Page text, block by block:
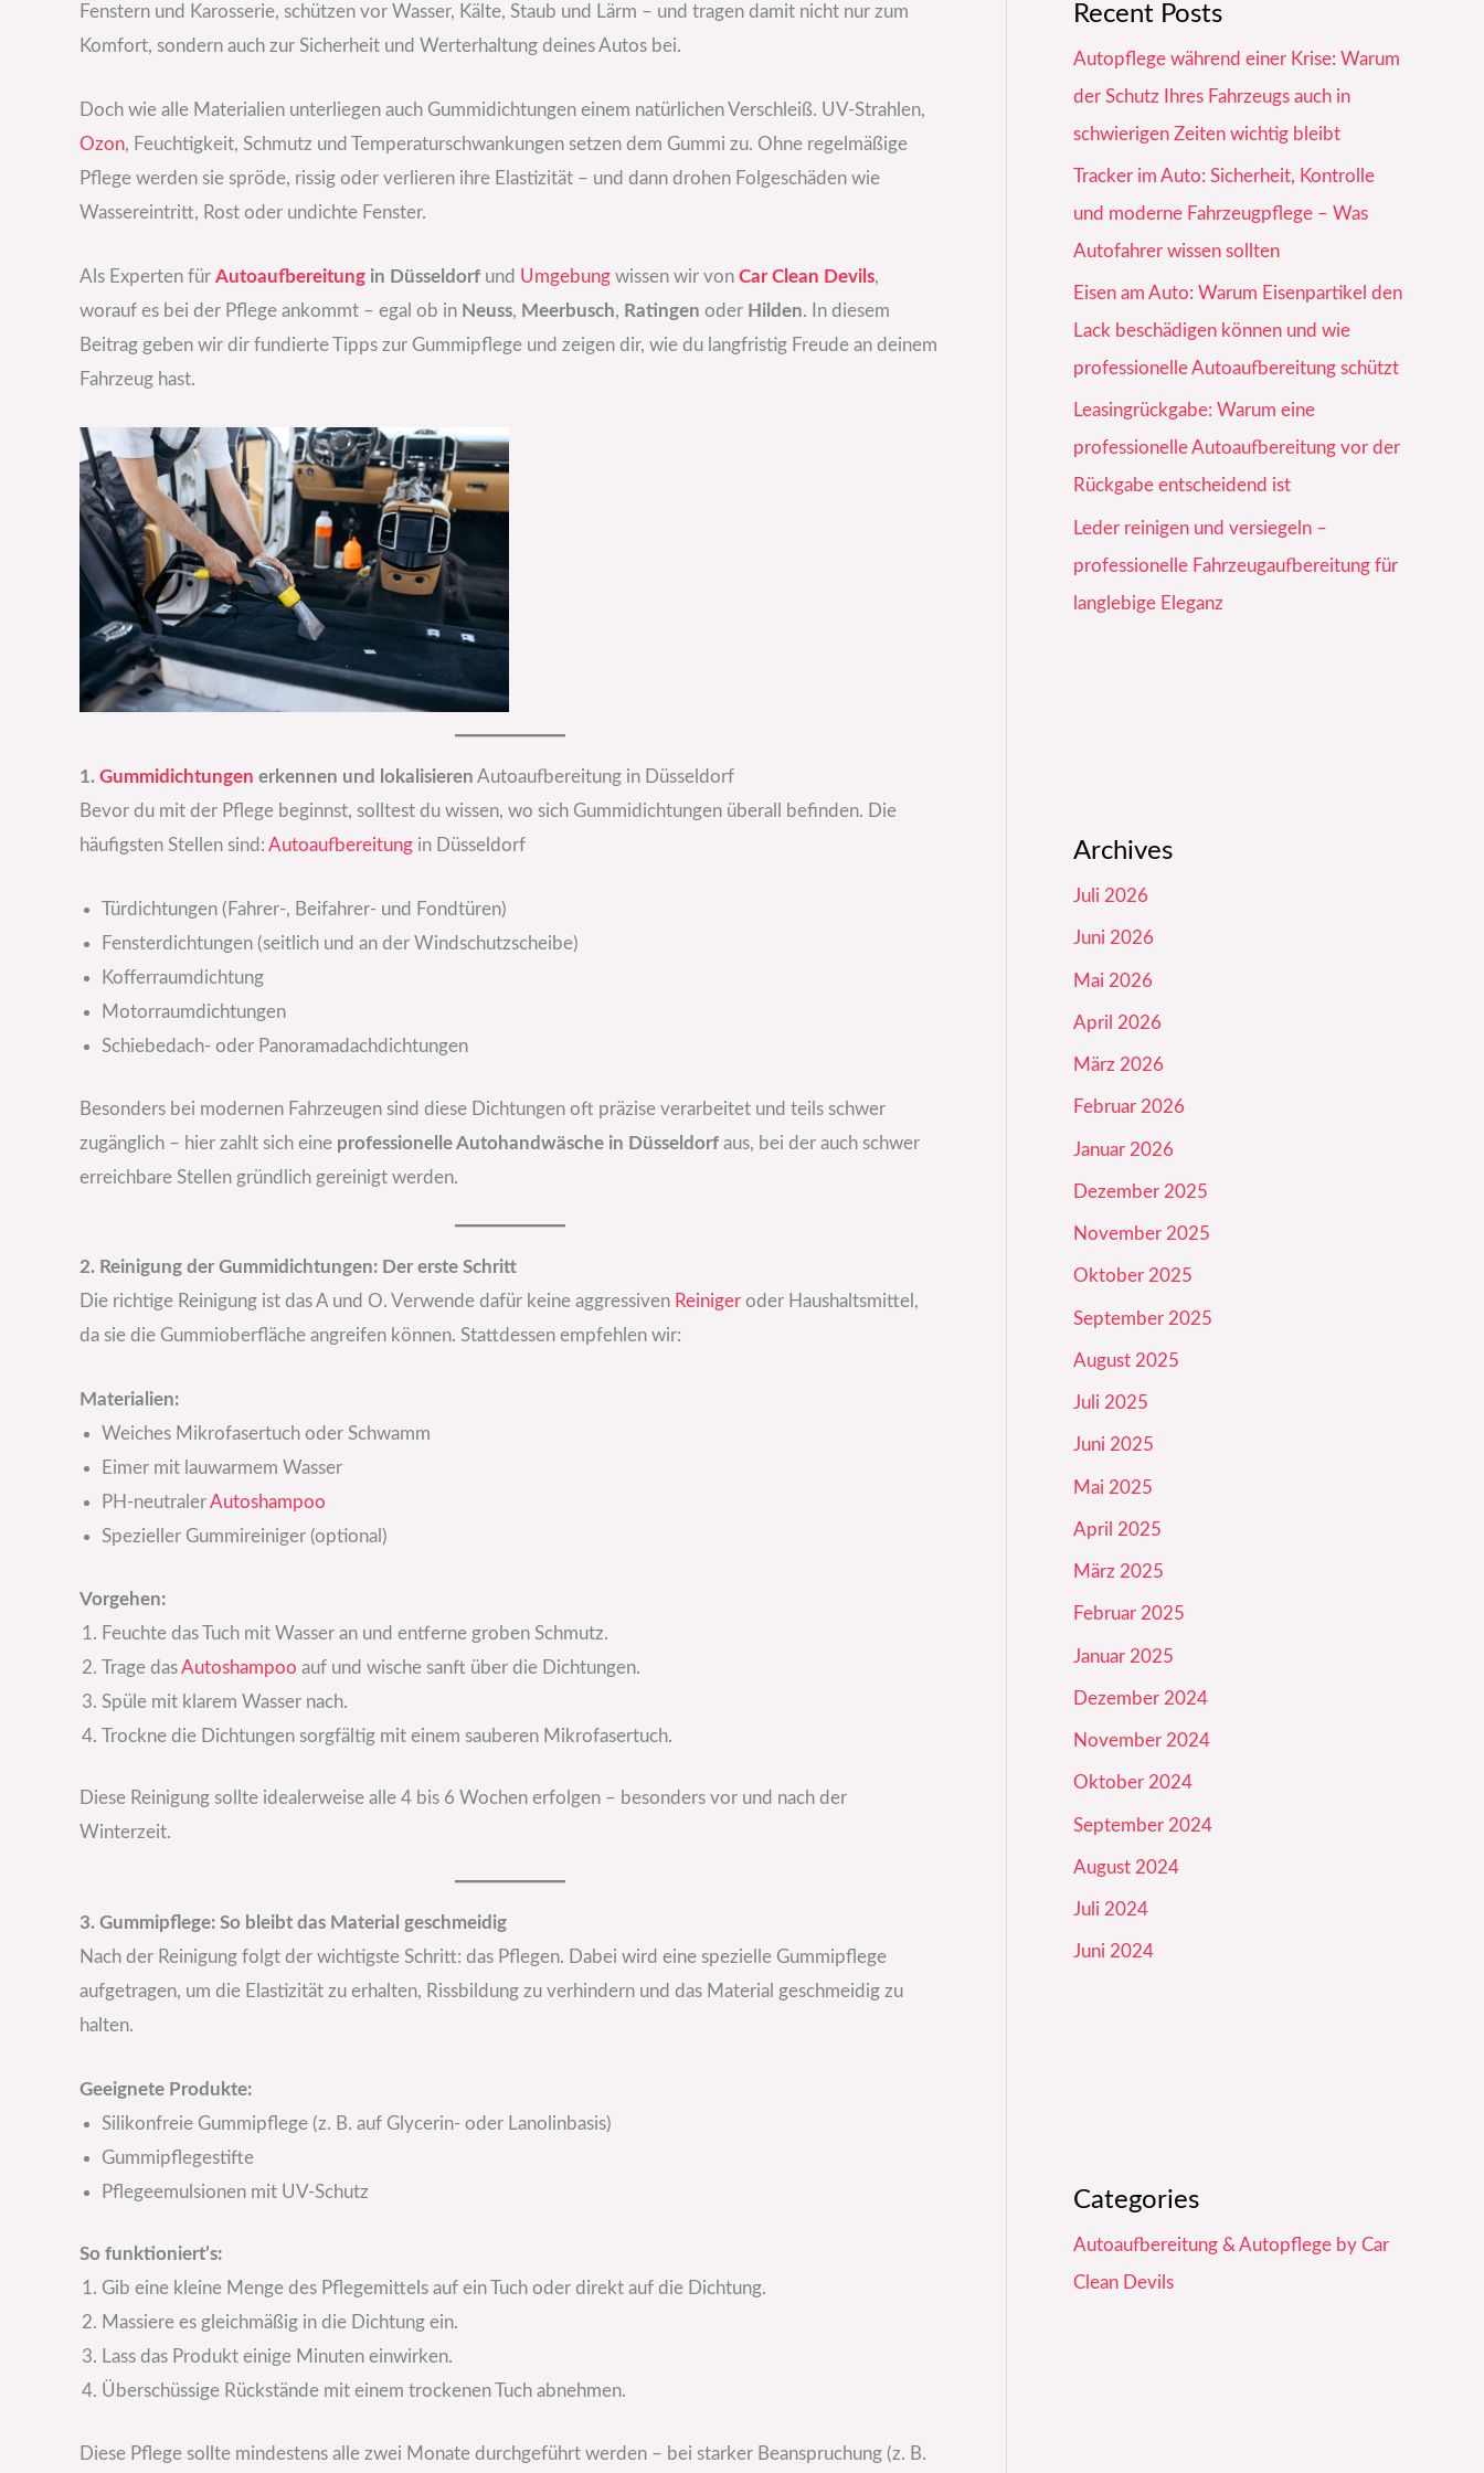
Fenstern und Karosserie, schützen vor Wasser, Kälte, Staub und Lärm – und tragen damit nicht nur zum
Komfort, sondern auch zur Sicherheit und Werterhaltung deines Autos bei.
Doch wie alle Materialien unterliegen auch Gummidichtungen einem natürlichen Verschleiß. UV-Strahlen,
Ozon, Feuchtigkeit, Schmutz und Temperaturschwankungen setzen dem Gummi zu. Ohne regelmäßige
Pflege werden sie spröde, rissig oder verlieren ihre Elastizität – und dann drohen Folgeschäden wie
Wassereintritt, Rost oder undichte Fenster.
Als Experten für Autoaufbereitung in Düsseldorf und Umgebung wissen wir von Car Clean Devils,
worauf es bei der Pflege ankommt – egal ob in Neuss, Meerbusch, Ratingen oder Hilden. In diesem
Beitrag geben wir dir fundierte Tipps zur Gummipflege und zeigen dir, wie du langfristig Freude an deinem
Fahrzeug hast.
1. Gummidichtungen erkennen und lokalisieren Autoaufbereitung in Düsseldorf
Bevor du mit der Pflege beginnst, solltest du wissen, wo sich Gummidichtungen überall befinden. Die
häufigsten Stellen sind: Autoaufbereitung in Düsseldorf
Türdichtungen (Fahrer-, Beifahrer- und Fondtüren)
Fensterdichtungen (seitlich und an der Windschutzscheibe)
Kofferraumdichtung
Motorraumdichtungen
Schiebedach- oder Panoramadachdichtungen
Besonders bei modernen Fahrzeugen sind diese Dichtungen oft präzise verarbeitet und teils schwer
zugänglich – hier zahlt sich eine professionelle Autohandwäsche in Düsseldorf aus, bei der auch schwer
erreichbare Stellen gründlich gereinigt werden.
2. Reinigung der Gummidichtungen: Der erste Schritt
Die richtige Reinigung ist das A und O. Verwende dafür keine aggressiven Reiniger oder Haushaltsmittel,
da sie die Gummioberfläche angreifen können. Stattdessen empfehlen wir:
Materialien:
Weiches Mikrofasertuch oder Schwamm
Eimer mit lauwarmem Wasser
PH-neutralerAutoshampoo
Spezieller Gummireiniger (optional)
Vorgehen:
Feuchte das Tuch mit Wasser an und entferne groben Schmutz.
Trage dasAutoshampoo auf und wische sanft über die Dichtungen.
Spüle mit klarem Wasser nach.
Trockne die Dichtungen sorgfältig mit einem sauberen Mikrofasertuch.
Diese Reinigung sollte idealerweise alle 4 bis 6 Wochen erfolgen – besonders vor und nach der
Winterzeit.
3. Gummipflege: So bleibt das Material geschmeidig
Nach der Reinigung folgt der wichtigste Schritt: das Pflegen. Dabei wird eine spezielle Gummipflege
aufgetragen, um die Elastizität zu erhalten, Rissbildung zu verhindern und das Material geschmeidig zu
halten.
Geeignete Produkte:
Silikonfreie Gummipflege (z. B. auf Glycerin- oder Lanolinbasis)
Gummipflegestifte
Pflegeemulsionen mit UV-Schutz
So funktioniert’s:
Gib eine kleine Menge des Pflegemittels auf ein Tuch oder direkt auf die Dichtung.
Massiere es gleichmäßig in die Dichtung ein.
Lass das Produkt einige Minuten einwirken.
Überschüssige Rückstände mit einem trockenen Tuch abnehmen.
Diese Pflege sollte mindestens alle zwei Monate durchgeführt werden – bei starker Beanspruchung (z. B.
Recent Posts
Autopflege während einer Krise: Warum
der Schutz Ihres Fahrzeugs auch in
schwierigen Zeiten wichtig bleibt
Tracker im Auto: Sicherheit, Kontrolle
und moderne Fahrzeugpflege – Was
Autofahrer wissen sollten
Eisen am Auto: Warum Eisenpartikel den
Lack beschädigen können und wie
professionelle Autoaufbereitung schützt
Leasingrückgabe: Warum eine
professionelle Autoaufbereitung vor der
Rückgabe entscheidend ist
Leder reinigen und versiegeln –
professionelle Fahrzeugaufbereitung für
langlebige Eleganz
Archives
Juli 2026
Juni 2026
Mai 2026
April 2026
März 2026
Februar 2026
Januar 2026
Dezember 2025
November 2025
Oktober 2025
September 2025
August 2025
Juli 2025
Juni 2025
Mai 2025
April 2025
März 2025
Februar 2025
Januar 2025
Dezember 2024
November 2024
Oktober 2024
September 2024
August 2024
Juli 2024
Juni 2024
Categories
Autoaufbereitung & Autopflege by Car
Clean Devils